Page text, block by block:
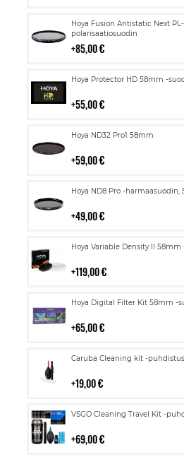
Hoya Fusion Antistatic Next
polarisaatiosuodin
85,00 €
Lisää
ostoskoriin
Hoya Protector HD 58mm -
55,00 €
Lisää
Hoya ND32 Pro1 58mm
59,00 €
Lisää
Hoya ND8 Pro -harmaasuodin,
49,00 €
Lisää
Hoya Variable Density II 58mm
119,00 €
Lisää
Hoya Digital Filter Kit 58mm -
65,00 €
Lisää
Caruba Cleaning kit -
19,00 €
Lisää
VSGO Cleaning Travel Kit -
69,00 €
Lisää